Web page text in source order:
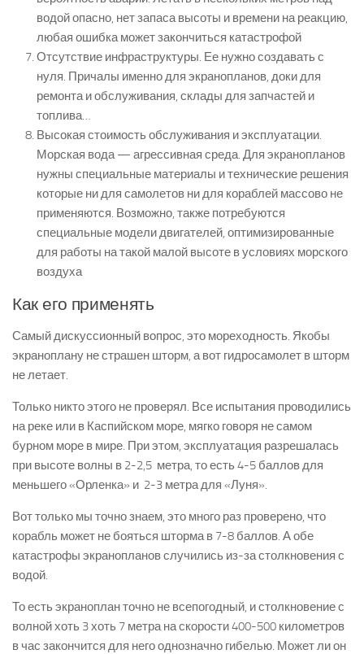
водой опасно, нет запаса высоты и времени на реакцию,
любая ошибка может закончиться катастрофой
Отсутствие инфраструктуры. Ее нужно создавать с
нуля. Причалы именно для экранопланов, доки для
ремонта и обслуживания, склады для запчастей и
топлива…
Высокая стоимость обслуживания и эксплуатации.
Морская вода — агрессивная среда. Для экранопланов
нужны специальные материалы и технические решения
которые ни для самолетов ни для кораблей массово не
применяются. Возможно, также потребуются
специальные модели двигателей, оптимизированные
для работы на такой малой высоте в условиях морского
воздуха
Как его применять
Самый дискуссионный вопрос, это мореходность. Якобы
экраноплану не страшен шторм, а вот гидросамолет в шторм
не летает.
Только никто этого не проверял. Все испытания проводились
на реке или в Каспийском море, мягко говоря не самом
бурном море в мире. При этом, эксплуатация разрешалась
при высоте волны в 2-2,5 метра, то есть 4-5 баллов для
меньшего «Орленка» и 2-3 метра для «Луня».
Вот только мы точно знаем, это много раз проверено, что
корабль может не бояться шторма в 7-8 баллов. А обе
катастрофы экранопланов случились из-за столкновения с
водой.
То есть экраноплан точно не всепогодный, и столкновение с
волной хоть 3 хоть 7 метра на скорости 400-500 километров
в час закончится для него однозначно гибелью. Может ли он